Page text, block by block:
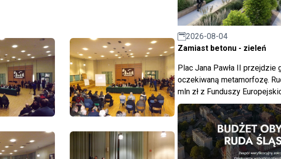
2026-08-04
Zamiast betonu - zieleń
Plac Jana Pawła II przejdzie
oczekiwaną metamorfozę.
mln zł z Funduszy